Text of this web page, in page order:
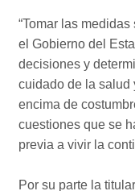
“Tomar las
el Gobierno del
decisiones y
cuidado de la salud
encima de
cuestiones que se
previa a vivir la
Por su parte la